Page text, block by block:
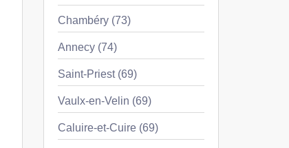
Chambéry (73)
Annecy (74)
Saint-Priest (69)
Vaulx-en-Velin (69)
Caluire-et-Cuire (69)